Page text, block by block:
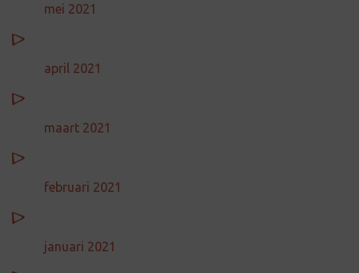
mei 2021
april 2021
maart 2021
februari 2021
januari 2021